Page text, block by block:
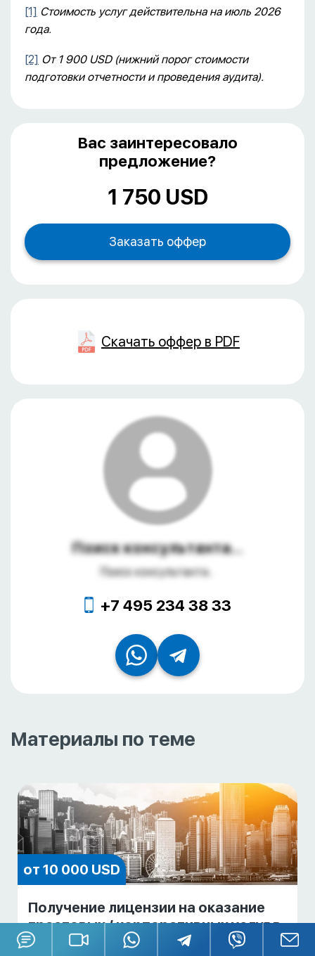
[1] Стоимость услуг действительна на июль 2026
года.
[2] От 1 900 USD (нижний порог стоимости
подготовки отчетности и проведения аудита).
Вас заинтересовало
предложение?
1 750 USD
Скачать оффер в PDF
Поиск консультанта...
Поиск консультанта...
+7 495 234 38 33
Материалы по теме
от 10 000 USD
Получение лицензии на оказание
трастовых / корпоративных услуг в
Гонконге